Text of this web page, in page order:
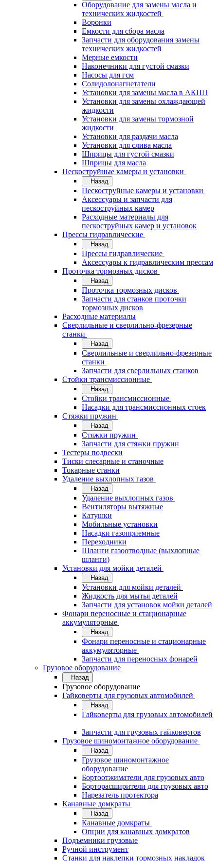
Оборудование для замены масла и
технических жидкостей
Воронки
Емкости для сбора масла
Запчасти для оборудования замены
технических жидкостей
Мерные емкости
Наконечники для густой смазки
Насосы для гсм
Солидолонагнетатели
Установки для замены масла в АКПП
Установки для замены охлаждающей
жидкости
Установки для замены тормозной
жидкости
Установки для раздачи масла
Установки для слива масла
Шприцы для густой смазки
Шприцы для масла
Пескоструйные камеры и установки
Назад
Пескоструйные камеры и установки
Аксессуары и запчасти для
пескоструйных камер
Расходные материалы для
пескоструйных камер и установок
Прессы гидравлические
Назад
Прессы гидравлические
Аксессуары к гидравлическим прессам
Проточка тормозных дисков
Назад
Проточка тормозных дисков
Запчасти для станков проточки
тормозных дисков
Расходные материалы
Сверлильные и сверлильно-фрезерные
станки
Назад
Сверлильные и сверлильно-фрезерные
станки
Запчасти для сверлильных станков
Стойки трансмиссионные
Назад
Стойки трансмиссионные
Насадки для трансмиссионных стоек
Стяжки пружин
Назад
Стяжки пружин
Запчасти для стяжки пружин
Тестеры подвески
Тиски слесарные и станочные
Токарные станки
Удаление выхлопных газов
Назад
Удаление выхлопных газов
Вентиляторы вытяжные
Катушки
Мобильные установки
Насадки газоприемные
Переходники
Шланги газоотводные (выхлопные
шланги)
Установки для мойки деталей
Назад
Установки для мойки деталей
Жидкость для мытья деталей
Запчасти для установок мойки деталей
Фонари переносные и стационарные
аккумуляторные
Назад
Фонари переносные и стационарные
аккумуляторные
Запчасти для переносных фонарей
Грузовое оборудование
Назад
Грузовое оборудование
Гайковерты для грузовых автомобилей
Назад
Гайковерты для грузовых автомобилей
Запчасти для грузовых гайковертов
Грузовое шиномонтажное оборудование
Назад
Грузовое шиномонтажное
оборудование
Бортоотжиматели для грузовых авто
Борторасширители для грузовых авто
Нарезатель протектора
Канавные домкраты
Назад
Канавные домкраты
Опции для канавных домкратов
Подъемники грузовые
Ручной инструмент
Станки для наклепки тормозных накладок